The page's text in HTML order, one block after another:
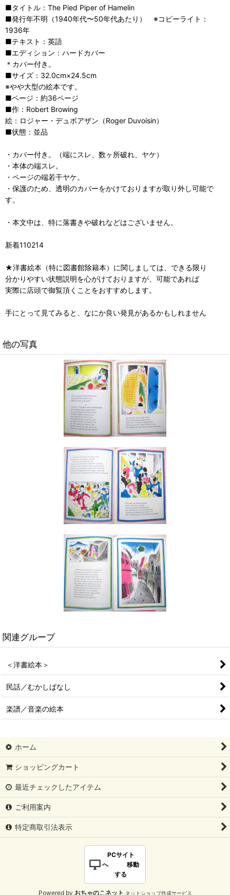
■タイトル：The Pied Piper of Hamelin
■発行年不明（1940年代〜50年代あたり） ※コピーライト：
1936年
■テキスト：英語
■エディション：ハードカバー
＊カバー付き。
■サイズ：32.0cm×24.5cm
※やや大型の絵本です。
■ページ：約36ページ
■作：Robert Browing
絵：ロジャー・デュボアザン（Roger Duvoisin）
■状態：並品
・カバー付き。（端にスレ、数ヶ所破れ、ヤケ）
・本体の端スレ。
・ページの端若干ヤケ。
・保護のため、透明のカバーをかけておりますが取り外し可能で
す。
・本文中は、特に落書きや破れなどはございません。
新着110214
★洋書絵本（特に図書館除籍本）に関しましては、できる限り
分かりやすい状態説明を心がけておりますが、可能であれば
実際に店頭で御覧頂くことをおすすめします。
手にとって見てみると、なにか良い発見があるかもしれません
他の写真
関連グループ
＜洋書絵本＞
民話／むかしばなし
楽譜／音楽の絵本
ホーム
ショッピングカート
最近チェックしたアイテム
ご利用案内
特定商取引法表示
PCサイト
へ 移動
する
Powered by おちゃのこネット ネットショップ作成サービス